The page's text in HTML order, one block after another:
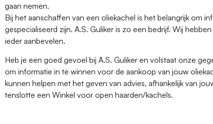
gaan nemen.
Bij het aanschaffen van een oliekachel is het belangrijk om
gespecialiseerd zijn. A.S. Guliker is zo een bedrijf. Wij
ieder aanbevelen.
Heb je een goed gevoel bij A.S. Guliker en volstaat onze
om informatie in te winnen voor de aankoop van jouw
kunnen helpen met het geven van advies, afhankelijk van
tenslotte een Winkel voor open haarden/kachels.